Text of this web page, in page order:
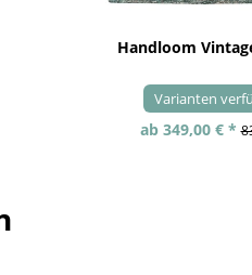
Handloom
Varianten
ab 349,00 € *